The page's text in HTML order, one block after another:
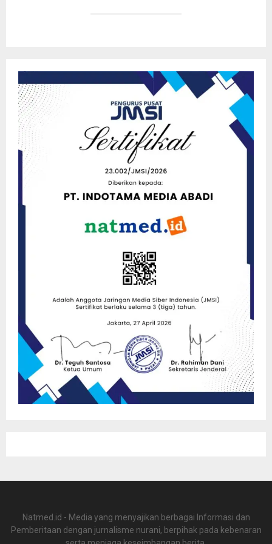
Natmed.id - Media yang menyajikan berbagai Informasi dan
Pemberitaan dengan jurnalisme nurani, berpihak pada kebenaran